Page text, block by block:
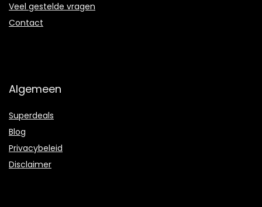
Veel gestelde vragen
Contact
Algemeen
Superdeals
Blog
Privacybeleid
Disclaimer